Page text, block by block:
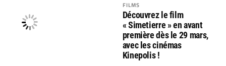
FILMS
Découvrez le film
« Simetierre » en avant
première dès le 29 mars,
avec les cinémas
Kinepolis !